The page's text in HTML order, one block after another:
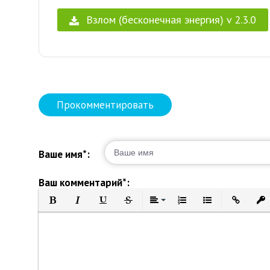
Взлом (бесконечная энергия) v 2.3.0
Прокомментировать
Ваше имя*:
Ваш комментарий*:
Полужирный
КурсивПодчеркнутый
ЗачеркнутыйВыравнивание
Нумерованный список
Маркированный
Вставить